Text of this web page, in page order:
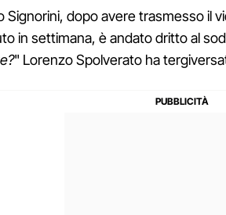
Signorini, dopo avere trasmesso il
in settimana, è andato dritto al
" Lorenzo Spolverato ha